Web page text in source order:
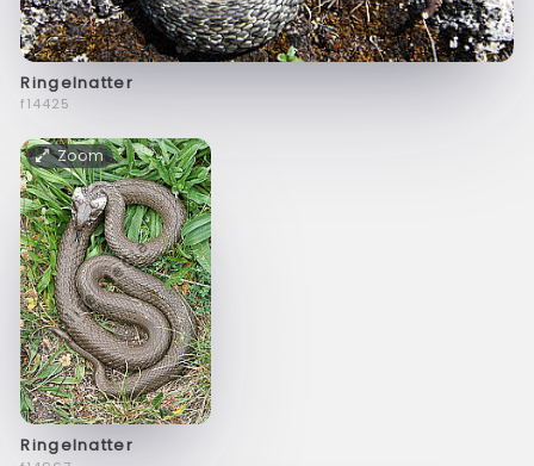
Ringelnatter
f14425
Zoom
Ringelnatter